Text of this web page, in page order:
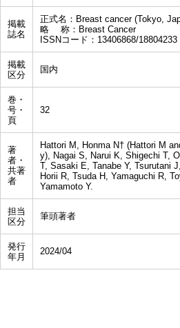
掲載
誌名
正式名：Breast cancer (Tokyo,
略 称：Breast Cancer
ISSNコード：13406868/18804233
掲載
区分
国内
巻・
号・
頁
32
著
者・
共著
者
Hattori M, Honma N† (Hattori M
y), Nagai S, Narui K, Shigechi T,
T, Sasaki E, Tanabe Y, Tsurutani
Horii R, Tsuda H, Yamaguchi R,
Yamamoto Y.
担当
区分
筆頭著者
発行
年月
2024/04